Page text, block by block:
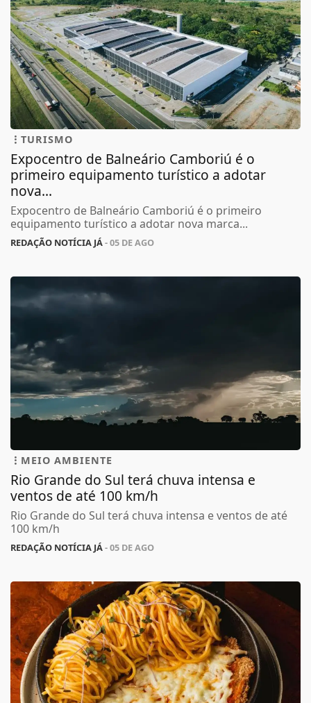
TURISMO
Expocentro de Balneário Camboriú é o
primeiro equipamento turístico a adotar
nova...
Expocentro de Balneário Camboriú é o primeiro
equipamento turístico a adotar nova marca...
REDAÇÃO NOTÍCIA JÁ- 05 DE AGO
MEIO AMBIENTE
Rio Grande do Sul terá chuva intensa e
ventos de até 100 km/h
Rio Grande do Sul terá chuva intensa e ventos de até
100 km/h
REDAÇÃO NOTÍCIA JÁ- 05 DE AGO